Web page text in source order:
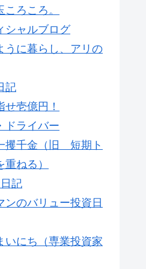
ろころ。
シャルブログ
うに暮らし、アリの
記
壱億円！
ドライバー
攫千金（旧 短期ト
ねる）
記
ンのバリュー投資日
いにち（専業投資家